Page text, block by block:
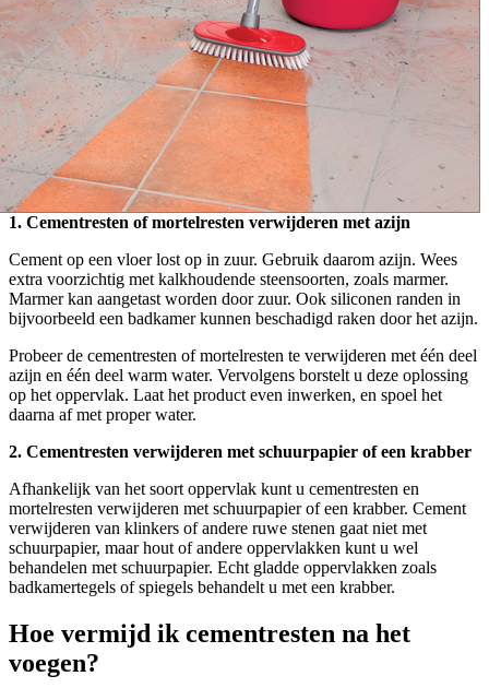
1. Cementresten of mortelresten verwijderen met azijn
Cement op een vloer lost op in zuur. Gebruik daarom azijn. Wees
extra voorzichtig met kalkhoudende steensoorten, zoals marmer.
Marmer kan aangetast worden door zuur. Ook siliconen randen in
bijvoorbeeld een badkamer kunnen beschadigd raken door het azijn.
Probeer de cementresten of mortelresten te verwijderen met één deel
azijn en één deel warm water. Vervolgens borstelt u deze oplossing
op het oppervlak. Laat het product even inwerken, en spoel het
daarna af met proper water.
2. Cementresten verwijderen met schuurpapier of een krabber
Afhankelijk van het soort oppervlak kunt u cementresten en
mortelresten verwijderen met schuurpapier of een krabber. Cement
verwijderen van klinkers of andere ruwe stenen gaat niet met
schuurpapier, maar hout of andere oppervlakken kunt u wel
behandelen met schuurpapier. Echt gladde oppervlakken zoals
badkamertegels of spiegels behandelt u met een krabber.
Hoe vermijd ik cementresten na het
voegen?